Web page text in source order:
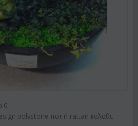
polystone ποτ ή rattan καλάθι.